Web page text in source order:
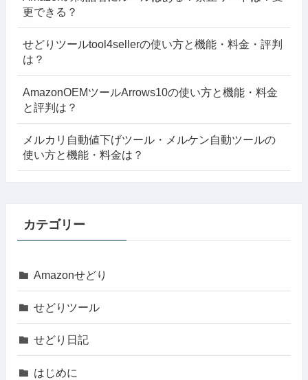
更できる？
せどりツールtool4sellerの使い方と機能・料金・評判
は？
AmazonOEMツールArrows10の使い方と機能・料金
と評判は？
メルカリ自動値下げツール・メルケン自動ツールの
使い方と機能・料金は？
カテゴリー
Amazonせどり
せどりツール
せどり日記
はじめに